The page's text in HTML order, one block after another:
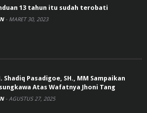
13 tahun itu sudah terobati
- MARET 30, 2023
Shadiq Pasadigoe, SH., MM Sampaikan
Atas Wafatnya Jhoni Tang
- AGUSTUS 27, 2025